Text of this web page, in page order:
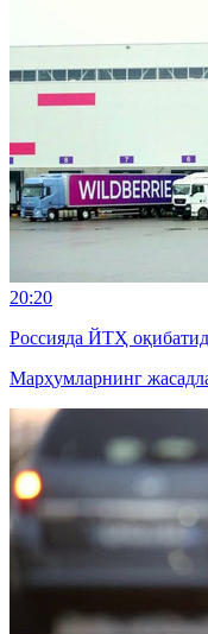
20:20
Россияда ЙТҲ
Марҳумларнинг